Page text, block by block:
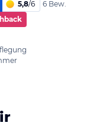
5,8/6
6 Bew.